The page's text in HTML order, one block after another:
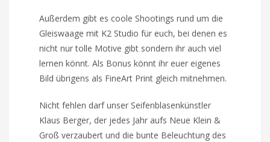
Außerdem gibt es coole Shootings rund um die
Gleiswaage mit K2 Studio für euch, bei denen es
nicht nur tolle Motive gibt sondern ihr auch viel
lernen könnt. Als Bonus könnt ihr euer eigenes
Bild übrigens als FineArt Print gleich mitnehmen.
Nicht fehlen darf unser Seifenblasenkünstler
Klaus Berger, der jedes Jahr aufs Neue Klein &
Groß verzaubert und die bunte Beleuchtung des